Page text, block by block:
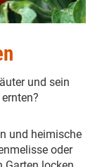
und sein
und heimische
oder